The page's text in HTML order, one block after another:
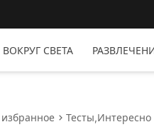
ВОКРУГ СВЕТА
Тесты,Интересно